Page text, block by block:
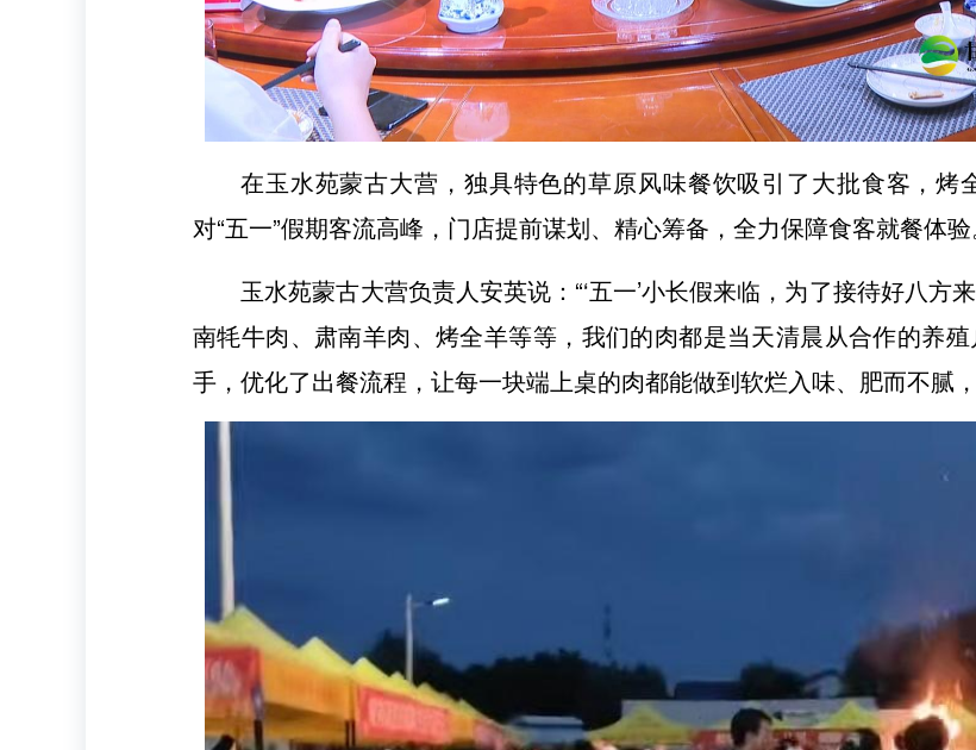
在玉水苑蒙古大营，独具特色的草原风味餐饮吸引了大批食客，
对“五一”假期客流高峰，门店提前谋划、精心筹备，全力保障食客就餐体验
玉水苑蒙古大营负责人安英说：“‘五一’小长假来临，为了接待好八
南牦牛肉、肃南羊肉、烤全羊等等，我们的肉都是当天清晨从合作的养
手，优化了出餐流程，让每一块端上桌的肉都能做到软烂入味、肥而不腻